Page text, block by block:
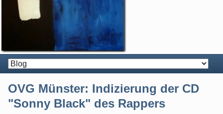
OVG Münster: Indizierung der CD
"Sonny Black" des Rappers